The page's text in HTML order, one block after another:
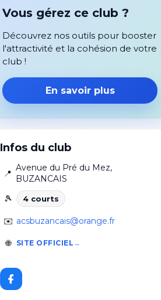
Vous gérez ce club ?
Découvrez nos outils pour booster
l'attractivité et la cohésion de votre
club !
En savoir plus
Infos du club
📍
Avenue du Pré du Mez,
BUZANCAIS
🎾
4 courts
✉️ acsbuzancais@orange.fr
🌐 SITE OFFICIEL